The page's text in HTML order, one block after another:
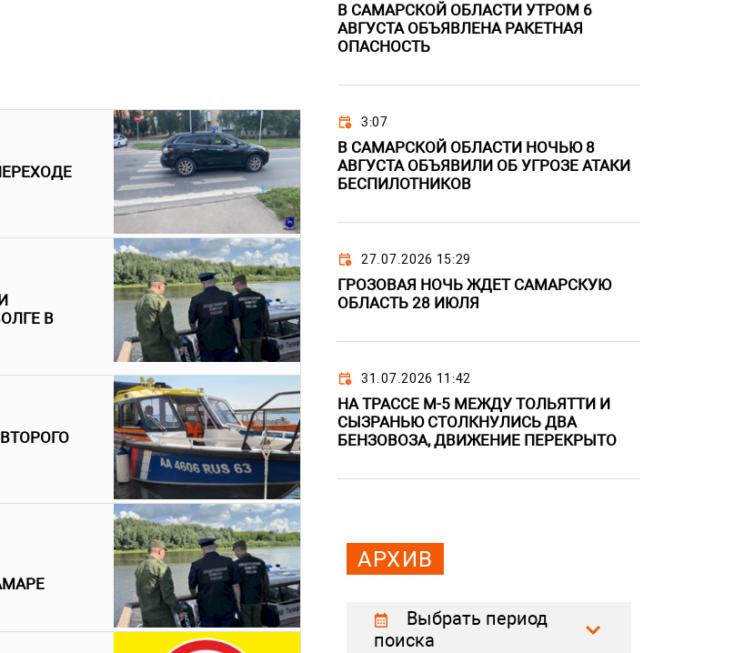
В
В САМАРСКОЙ ОБЛАСТИ УТРОМ 6
АВГУСТА ОБЪЯВЛЕНА РАКЕТНАЯ
ОПАСНОСТЬ
3:07
В САМАРСКОЙ ОБЛАСТИ НОЧЬЮ 8
АВГУСТА ОБЪЯВИЛИ ОБ УГРОЗЕ АТАКИ
БЕСПИЛОТНИКОВ
27.07.2026 15:29
ГРОЗОВАЯ НОЧЬ ЖДЕТ САМАРСКУЮ
ОБЛАСТЬ 28 ИЮЛЯ
31.07.2026 11:42
НА ТРАССЕ М-5 МЕЖДУ ТОЛЬЯТТИ И
СЫЗРАНЬЮ СТОЛКНУЛИСЬ ДВА
БЕНЗОВОЗА, ДВИЖЕНИЕ ПЕРЕКРЫТО
АРХИВ
Выбрать период
поиска